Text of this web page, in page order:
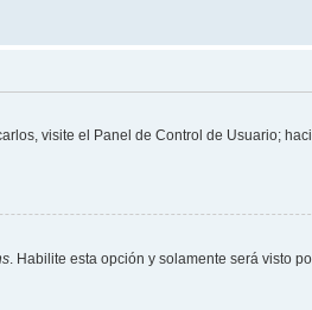
visite el Panel de Control de Usuario;
. Habilite esta opción y solamente será visto